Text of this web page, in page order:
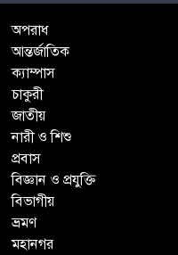
অপরাধ
আন্তর্জাতিক
ক্যাম্পাস
চাকুরী
জাতীয়
নারী ও শিশু
প্রবাস
বিজ্ঞান ও প্রযুক্তি
বিভাগীয়
ভ্রমণ
মহানগর